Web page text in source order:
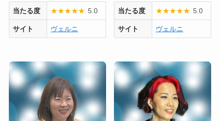
当たる度 ★★★★★ 5.0
サイト ヴェルニ
当たる度 ★★★★★ 5.0
サイト ヴェルニ